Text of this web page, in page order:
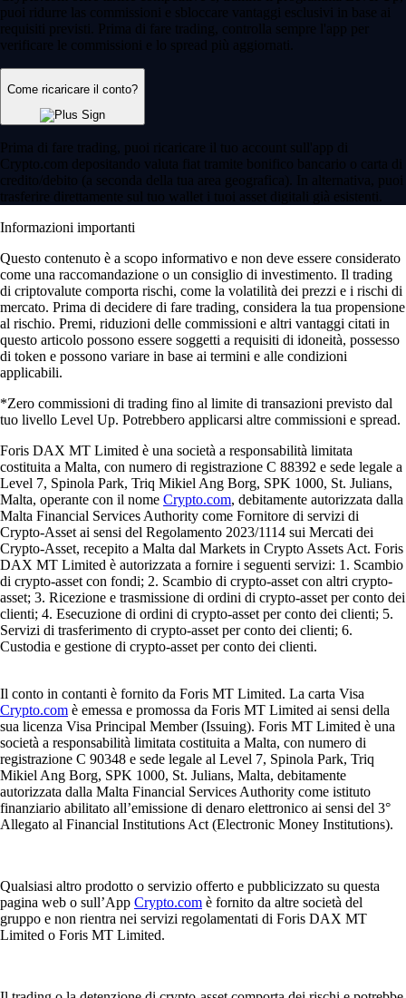
puoi ridurre las commissioni e sbloccare vantaggi esclusivi in base ai
requisiti previsti. Prima di fare trading, controlla sempre l'app per
verificare le commissioni e lo spread più aggiornati.
Come ricaricare il conto?
Prima di fare trading, puoi ricaricare il tuo account sull'app di
Crypto.com depositando valuta fiat tramite bonifico bancario o carta di
credito/debito (a seconda della tua area geografica). In alternativa, puoi
trasferire direttamente sul tuo wallet i tuoi asset digitali già esistenti.
Informazioni importanti
Questo contenuto è a scopo informativo e non deve essere considerato
come una raccomandazione o un consiglio di investimento. Il trading
di criptovalute comporta rischi, come la volatilità dei prezzi e i rischi di
mercato. Prima di decidere di fare trading, considera la tua propensione
al rischio. Premi, riduzioni delle commissioni e altri vantaggi citati in
questo articolo possono essere soggetti a requisiti di idoneità, possesso
di token e possono variare in base ai termini e alle condizioni
applicabili.
*Zero commissioni di trading fino al limite di transazioni previsto dal
tuo livello Level Up. Potrebbero applicarsi altre commissioni e spread.
Foris DAX MT Limited è una società a responsabilità limitata
costituita a Malta, con numero di registrazione C 88392 e sede legale a
Level 7, Spinola Park, Triq Mikiel Ang Borg, SPK 1000, St. Julians,
Malta, operante con il nome Crypto.com, debitamente autorizzata dalla
Malta Financial Services Authority come Fornitore di servizi di
Crypto-Asset ai sensi del Regolamento 2023/1114 sui Mercati dei
Crypto-Asset, recepito a Malta dal Markets in Crypto Assets Act. Foris
DAX MT Limited è autorizzata a fornire i seguenti servizi: 1. Scambio
di crypto-asset con fondi; 2. Scambio di crypto-asset con altri crypto-
asset; 3. Ricezione e trasmissione di ordini di crypto-asset per conto dei
clienti; 4. Esecuzione di ordini di crypto-asset per conto dei clienti; 5.
Servizi di trasferimento di crypto-asset per conto dei clienti; 6.
Custodia e gestione di crypto-asset per conto dei clienti.
Il conto in contanti è fornito da Foris MT Limited. La carta Visa
Crypto.com è emessa e promossa da Foris MT Limited ai sensi della
sua licenza Visa Principal Member (Issuing). Foris MT Limited è una
società a responsabilità limitata costituita a Malta, con numero di
registrazione C 90348 e sede legale al Level 7, Spinola Park, Triq
Mikiel Ang Borg, SPK 1000, St. Julians, Malta, debitamente
autorizzata dalla Malta Financial Services Authority come istituto
finanziario abilitato all’emissione di denaro elettronico ai sensi del 3°
Allegato al Financial Institutions Act (Electronic Money Institutions).
Qualsiasi altro prodotto o servizio offerto e pubblicizzato su questa
pagina web o sull’App Crypto.com è fornito da altre società del
gruppo e non rientra nei servizi regolamentati di Foris DAX MT
Limited o Foris MT Limited.